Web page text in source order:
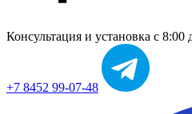
Консультация и установка с 8:00
+7 8452 99-07-48